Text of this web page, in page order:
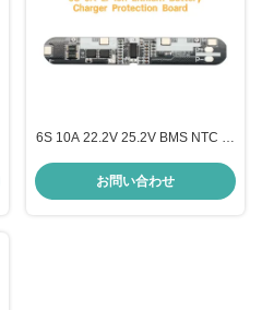
6S 10A 22.2V 25.2V BMS NTC エ
ター/インバーター BMS リチウム
お問い合わせ